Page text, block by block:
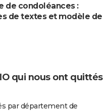
de condoléances :
de textes et modèle de
qui nous ont quittés
par département de